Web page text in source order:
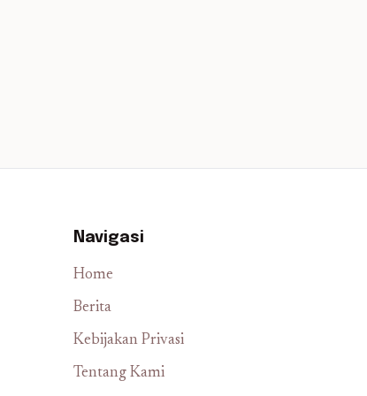
Navigasi
Home
Berita
Kebijakan Privasi
Tentang Kami